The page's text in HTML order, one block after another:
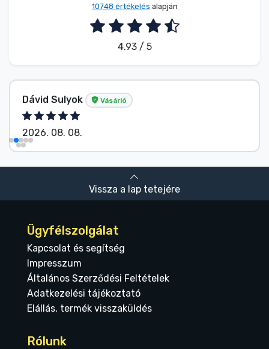
10748 értékelés alapján
4.93 / 5
Dávid Sulyok Vásárló
2026. 08. 08.
Vissza a lap tetejére
Ügyfélszolgálat
Kapcsolat és segítség
Impresszum
Általános Szerződési Feltételek
Adatkezelési tájékoztató
Elállás, termék visszaküldés
Rólunk